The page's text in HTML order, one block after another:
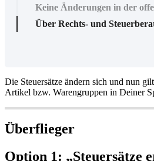
Keine Änderungen in der
Über Rechts- und
Die Steuersätze ändern sich und nun
Artikel bzw. Warengruppen in Deiner
Überflieger
Option 1: „Steuersätze